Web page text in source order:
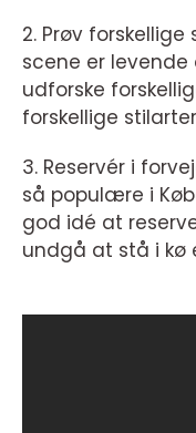
2. Prøv
scene er
udforske
forskellige
3. Reservér i
så populære i
god idé at
undgå at stå i kø